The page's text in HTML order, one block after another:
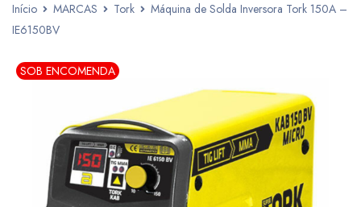
Início MARCAS Tork
Máquina de Solda Inversora Tork 150A –
IE6150BV
SOB ENCOMENDA